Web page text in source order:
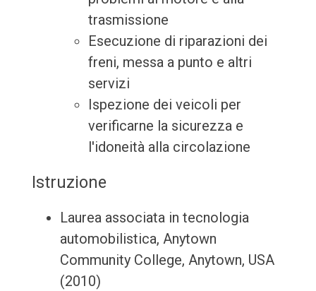
trasmissione
Esecuzione di riparazioni dei
freni, messa a punto e altri
servizi
Ispezione dei veicoli per
verificarne la sicurezza e
l'idoneità alla circolazione
Istruzione
Laurea associata in tecnologia
automobilistica, Anytown
Community College, Anytown, USA
(2010)